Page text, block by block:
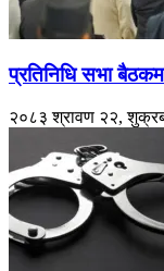
प्रतिनिधि सभा
२०८३ श्रावण २२,